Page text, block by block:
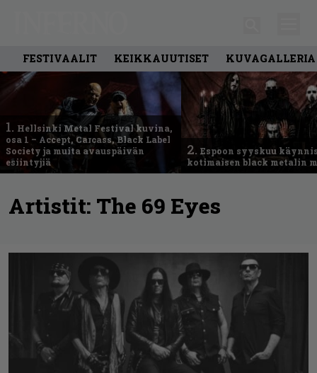
FESTIVAALIT KEIKKAUUTISET KUVAGALLERIA
1. Hellsinki Metal Festival kuvina,
osa 1 – Accept, Carcass, Black Label
Society ja muita avauspäivän
esiintyjiä
2. Espoon syyskuu
kotimaisen black metalin
Artistit: The 69 Eyes